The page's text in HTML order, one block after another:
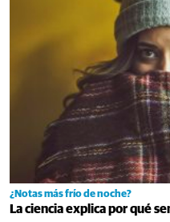
¿Notas más frío de noche?
La ciencia explica por qué